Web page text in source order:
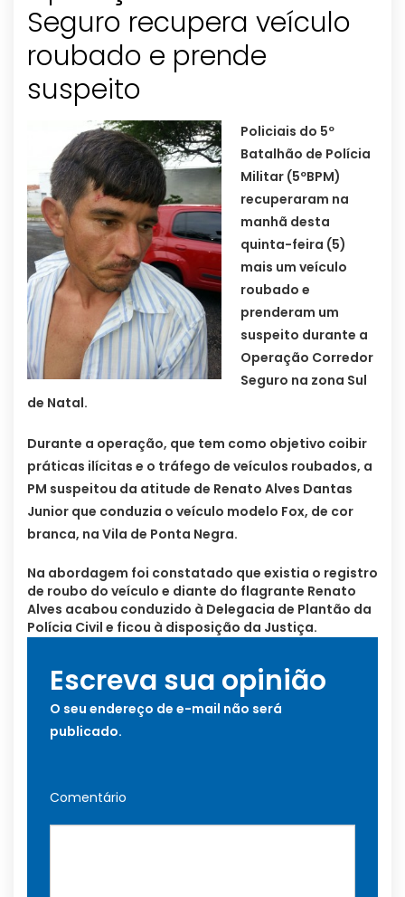
Seguro recupera veículo
roubado e prende
Policiais do 5º
Batalhão de Polícia
Militar (5ºBPM)
recuperaram na
manhã desta
quinta-feira (5)
mais um veículo
roubado e
prenderam um
suspeito durante a
Operação Corredor
Seguro na zona Sul
de Natal.
Durante a operação, que tem como objetivo coibir
práticas ilícitas e o tráfego de veículos roubados, a
PM suspeitou da atitude de Renato Alves Dantas
Junior que conduzia o veículo modelo Fox, de cor
branca, na Vila de Ponta Negra.
Na abordagem foi constatado que existia o registro
de roubo do veículo e diante do flagrante Renato
Alves acabou conduzido à Delegacia de Plantão da
Polícia Civil e ficou à disposição da Justiça.
Escreva sua opinião
O seu endereço de e-mail não será
publicado.
Comentário